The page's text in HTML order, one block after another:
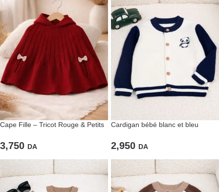
Cape Fille – Tricot Rouge & Petits
3,750 DA
Cardigan bébé blanc et bleu
2,950 DA